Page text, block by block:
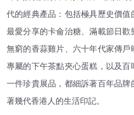
代的經典產品：包括極具歷史價
最愛分享的卡侖治糖、滿載節日歡
無窮的香蒜雞片、六十年代家傳
專屬的下午茶點夾心蛋糕，以及
一件珍貴展品，都細訴著百年品牌
著幾代香港人的生活印記。